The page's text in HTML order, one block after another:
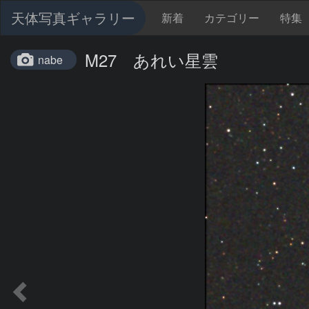
天体写真ギャラリー 新着 カテゴリー 特集
nabe M27 あれい星雲